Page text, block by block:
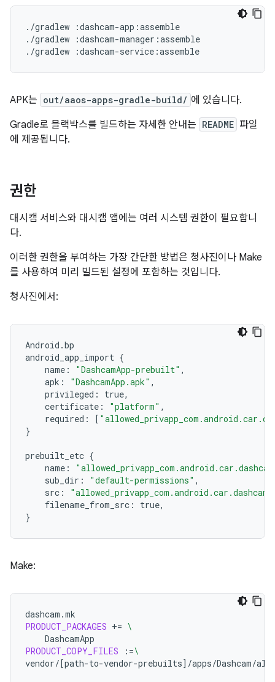
./gradlew :dashcam-app:assemble
./gradlew :dashcam-manager:assemble
APK는 out/aaos-apps-gradle-build/ 에 있습니다.
Gradle로 블랙박스를 빌드하는 자세한 안내는 README 파일
에 제공됩니다.
권한
대시캠 서비스와 대시캠 앱에는 여러 시스템 권한이 필요합니
다.
이러한 권한을 부여하는 가장 간단한 방법은 청사진이나 Make
를 사용하여 미리 빌드된 설정에 포함하는 것입니다.
청사진에서:
Android .bp
android_app_import {
name : "DashcamApp-prebuilt" ,
apk : "DashcamApp.apk" ,
privileged : true,
certificate : "platform" ,
required : [
}
prebuilt_etc {
name :
sub_dir : "default-permissions" ,
src :
filename_from_src : true,
}
Make:
dashcam.mk
PRODUCT_PACKAGES += \
PRODUCT_COPY_FILES
:=\
vendor/[path-to-vendor-prebuilts] /apps/Dashcam/